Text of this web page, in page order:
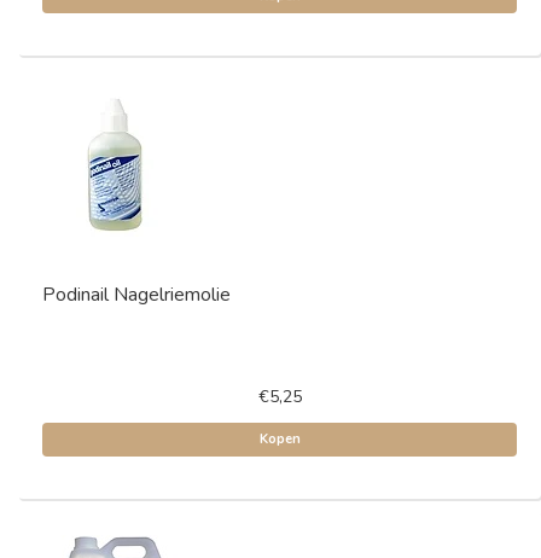
Podinail Nagelriemolie
€5,25
Kopen